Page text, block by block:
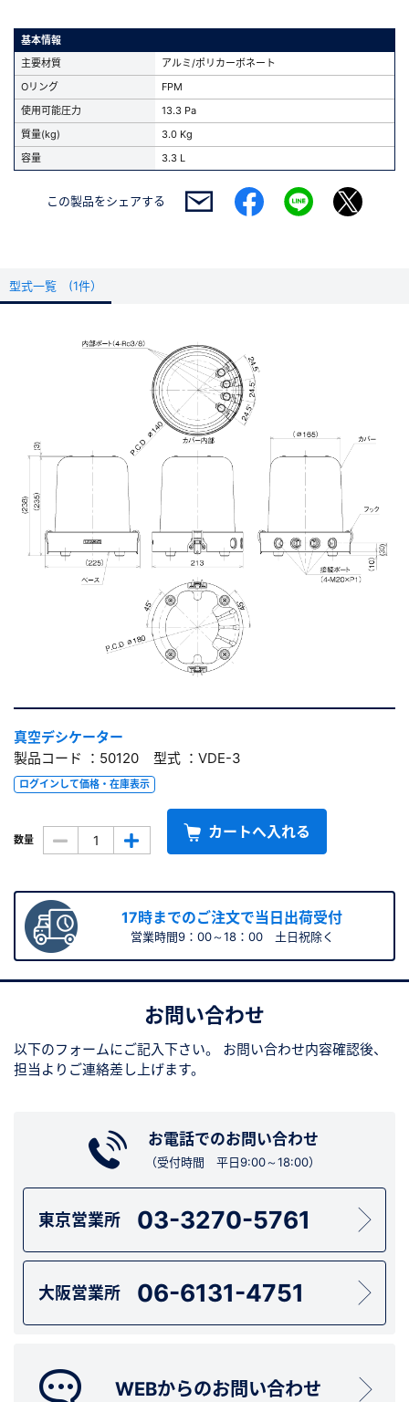
基本情報
主要材質
アルミ/ポリカーボネート
Oリング
FPM
使用可能圧力
13.3 Pa
質量(kg)
3.0 Kg
容量
3.3 L
この製品をシェアする
型式一覧 (1件）
真空デシケーター
製品コード ：50120 型式 ：VDE-3
ログインして価格・在庫表示
数量 カートへ入れる
17時までのご注文で当日出荷受付
営業時間9：00～18：00 土日祝除く
お問い合わせ
以下のフォームにご記入下さい。
お問い合わせ内容確認後、
担当よりご連絡差し上げます。
お電話でのお問い合わせ
（受付時間 平日9:00～18:00）
東京営業所 03-3270-5761
大阪営業所 06-6131-4751
WEBからのお問い合わせ